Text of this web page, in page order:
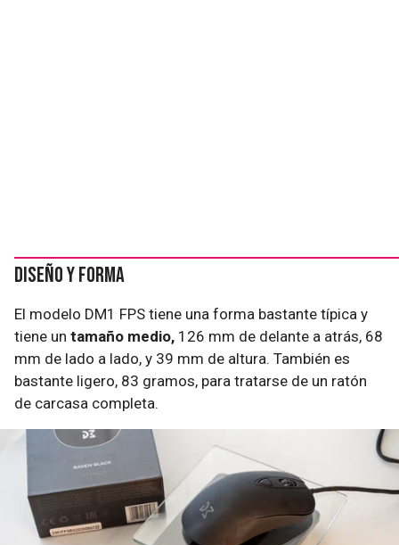
Diseño y forma
El modelo DM1 FPS tiene una forma bastante típica y
tiene un tamaño medio, 126 mm de delante a atrás, 68
mm de lado a lado, y 39 mm de altura. También es
bastante ligero, 83 gramos, para tratarse de un ratón
de carcasa completa.